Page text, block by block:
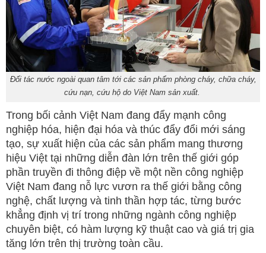
Đối tác nước ngoài quan tâm tới các sản phẩm phòng cháy, chữa cháy,
cứu nạn, cứu hộ do Việt Nam sản xuất.
Trong bối cảnh Việt Nam đang đẩy mạnh công
nghiệp hóa, hiện đại hóa và thúc đẩy đổi mới sáng
tạo, sự xuất hiện của các sản phẩm mang thương
hiệu Việt tại những diễn đàn lớn trên thế giới góp
phần truyền đi thông điệp về một nền công nghiệp
Việt Nam đang nỗ lực vươn ra thế giới bằng công
nghệ, chất lượng và tinh thần hợp tác, từng bước
khẳng định vị trí trong những ngành công nghiệp
chuyên biệt, có hàm lượng kỹ thuật cao và giá trị gia
tăng lớn trên thị trường toàn cầu.